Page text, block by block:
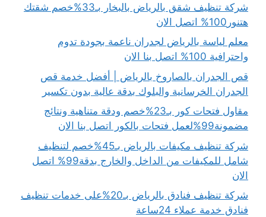
شركة تنظيف شقق بالرياض بالبخار بـ33%خصم شقتك
هتنور100% اتصل الان
معلم لياسة بالرياض لجدران ناعمة بجودة تدوم
واحترافية 100% اتصل بنا الان
قص الجدران بالصاروخ بالرياض | أفضل خدمة قص
الجدران الخرسانية والبلوك بدقة عالية بدون تكسير
مقاول فتحات كور بـ23%خصم ودقة متناهية ونتائج
مضمونة99%لعمل فتحات بالكور اتصل بنا الان
شركة تنظيف مكيفات بالرياض بـ45%خصم لتنظيف
شامل للمكيفات من الداخل والخارج بدقة99% اتصل
الان
شركة تنظيف فنادق بالرياض بـ20%على خدمات تنظيف
فنادق خدمة عملاء 24ساعة